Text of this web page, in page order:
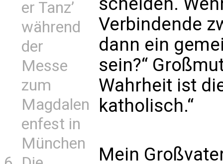
er Tanz’
während
der
Messe
zum
Magdalen
enfest in
München
Verbindende
dann ein
sein?“
Wahrheit ist
katholisch.“
Mein